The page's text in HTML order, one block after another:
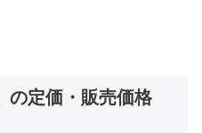
の定価・販売価格